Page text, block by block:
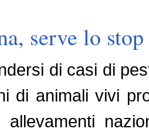
serve lo
di casi di
di animali vivi
allevamenti